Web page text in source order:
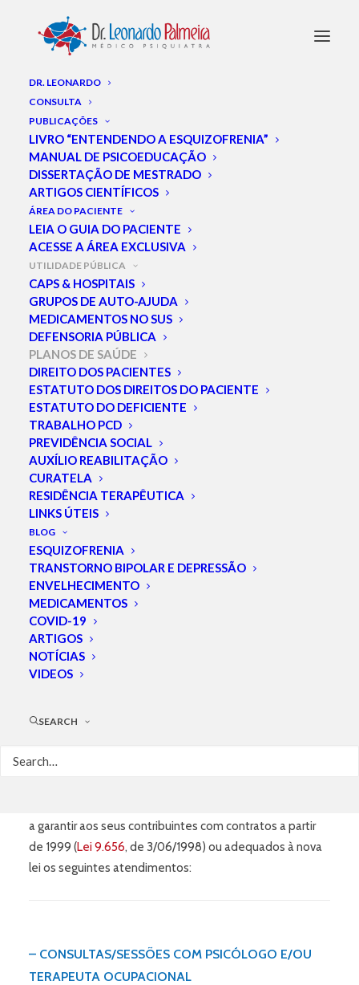
DR. LEONARDO
CONSULTA
PUBLICAÇÕES
LIVRO “ENTENDENDO A ESQUIZOFRENIA”
MANUAL DE PSICOEDUCAÇÃO
DISSERTAÇÃO DE MESTRADO
ARTIGOS CIENTÍFICOS
ÁREA DO PACIENTE
LEIA O GUIA DO PACIENTE
ACESSE A ÁREA EXCLUSIVA
UTILIDADE PÚBLICA
CAPS & HOSPITAIS
GRUPOS DE AUTO-AJUDA
MEDICAMENTOS NO SUS
DEFENSORIA PÚBLICA
PLANOS DE SAÚDE
DIREITO DOS PACIENTES
ESTATUTO DOS DIREITOS DO PACIENTE
ESTATUTO DO DEFICIENTE
TRABALHO PCD
PREVIDÊNCIA SOCIAL
AUXÍLIO REABILITAÇÃO
CURATELA
RESIDÊNCIA TERAPÊUTICA
LINKS ÚTEIS
BLOG
ESQUIZOFRENIA
TRANSTORNO BIPOLAR E DEPRESSÃO
ENVELHECIMENTO
MEDICAMENTOS
COVID-19
ARTIGOS
NOTÍCIAS
VIDEOS
SEARCH
PLANOS DE SAÚDE
↓ Navegação rápida
Sessões com psicólogo e/ou terapeuta ocupacional
Sessões com terapeuta ocupacional
psicoterapia
cobertura? |
A Resolução Normativa –
a garantir aos seus contribuintes com contratos a partir
de 1999 (Lei 9.656, de 3/06/1998) ou adequados à nova
lei os seguintes atendimentos:
– CONSULTAS/SESSÕES COM PSICÓLOGO E/OU
TERAPEUTA OCUPACIONAL